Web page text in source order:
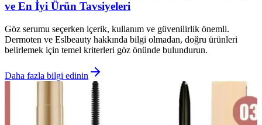
ve En İyi Ürün Tavsiyeleri
Göz serumu seçerken içerik, kullanım ve güvenilirlik önemli.
Dermoten ve Eslbeauty hakkında bilgi olmadan, doğru ürünleri
belirlemek için temel kriterleri göz önünde bulundurun.
Daha fazla bilgi edinin